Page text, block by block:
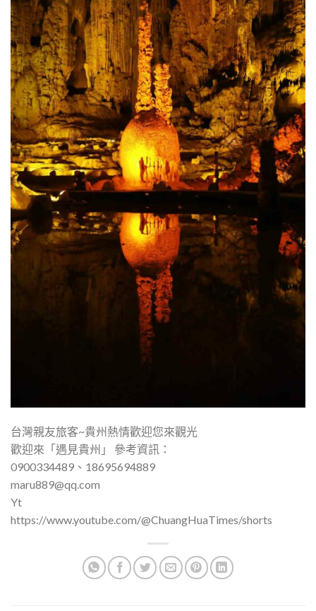
台灣親友旅客~貴州熱情歡迎您來觀光
歡迎來「遇見貴州」 參考資訊：
0900334489、18695694889
maru889@qq.com
Yt
https://www.youtube.com/@ChuangHuaTimes/shorts